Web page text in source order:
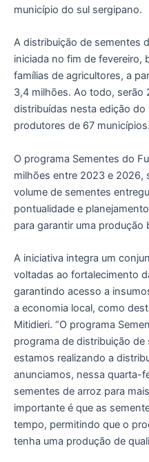
município do sul sergipano.
A distribuição de sementes
iniciada no fim de fevereiro,
famílias de agricultores, a
3,4 milhões. Ao todo, serão
distribuídas nesta edição
produtores de 67 municípios.
O programa Sementes do
milhões entre 2023 e 2026,
volume de sementes
pontualidade e
para garantir uma
A iniciativa integra um
voltadas ao fortalecimento
garantindo acesso a
a economia local, como
Mitidieri. “O programa
programa de distribuição
estamos realizando a
anunciamos, nessa quarta-
sementes de arroz para
importante é que as
tempo, permitindo que o
tenha uma produção de